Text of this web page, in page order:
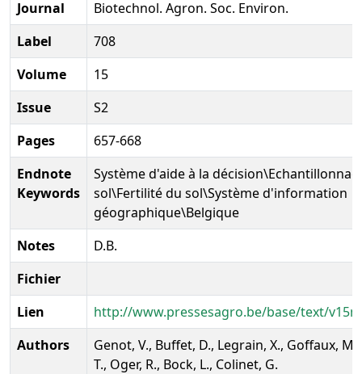
Journal
Biotechnol. Agron. Soc. Environ.
Label
708
Volume
15
Issue
S2
Pages
657-668
Endnote
Keywords
Système d'aide à la
sol\Fertilité du sol\Système d'information
géographique\Belgique
Notes
D.B.
Fichier
Lien
http://www.pressesagro.be/base/text/
Authors
Genot, V., Buffet, D., Legrain, X., Goffaux,
T., Oger, R., Bock, L., Colinet, G.